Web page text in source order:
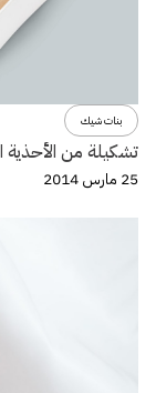
بنات شيك
تشكيلة من الأحذية
25 مارس 2014